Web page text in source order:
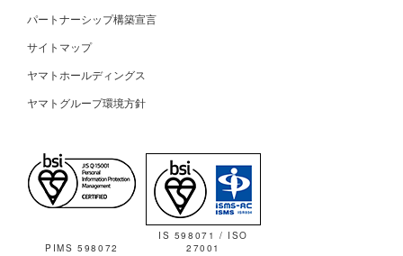
パートナーシップ構築宣言
サイトマップ
ヤマトホールディングス
ヤマトグループ環境方針
PIMS 598072
IS 598071 / ISO
27001